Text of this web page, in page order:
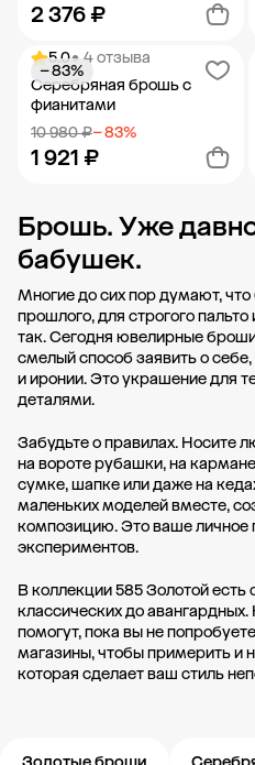
2 376 ₽
Добавить в корзину
5.0• 4 отзыва
Серебряная брошь с
фианитами
10 980 ₽− 83%
1 921 ₽
− 83%
Добавить в корзину
Брошь. Уже
бабушек.
Многие до сих пор думают,
прошлого, для строгого
так. Сегодня ювелирные
смелый способ заявить о
и иронии. Это украшение для
деталями.
Забудьте о правилах. Носите
на вороте рубашки, на
сумке, шапке или даже на
маленьких моделей вместе,
композицию. Это ваше личное
экспериментов.
В коллекции 585 Золотой
классических до
помогут, пока вы не
магазины, чтобы примерить и
которая сделает ваш стиль